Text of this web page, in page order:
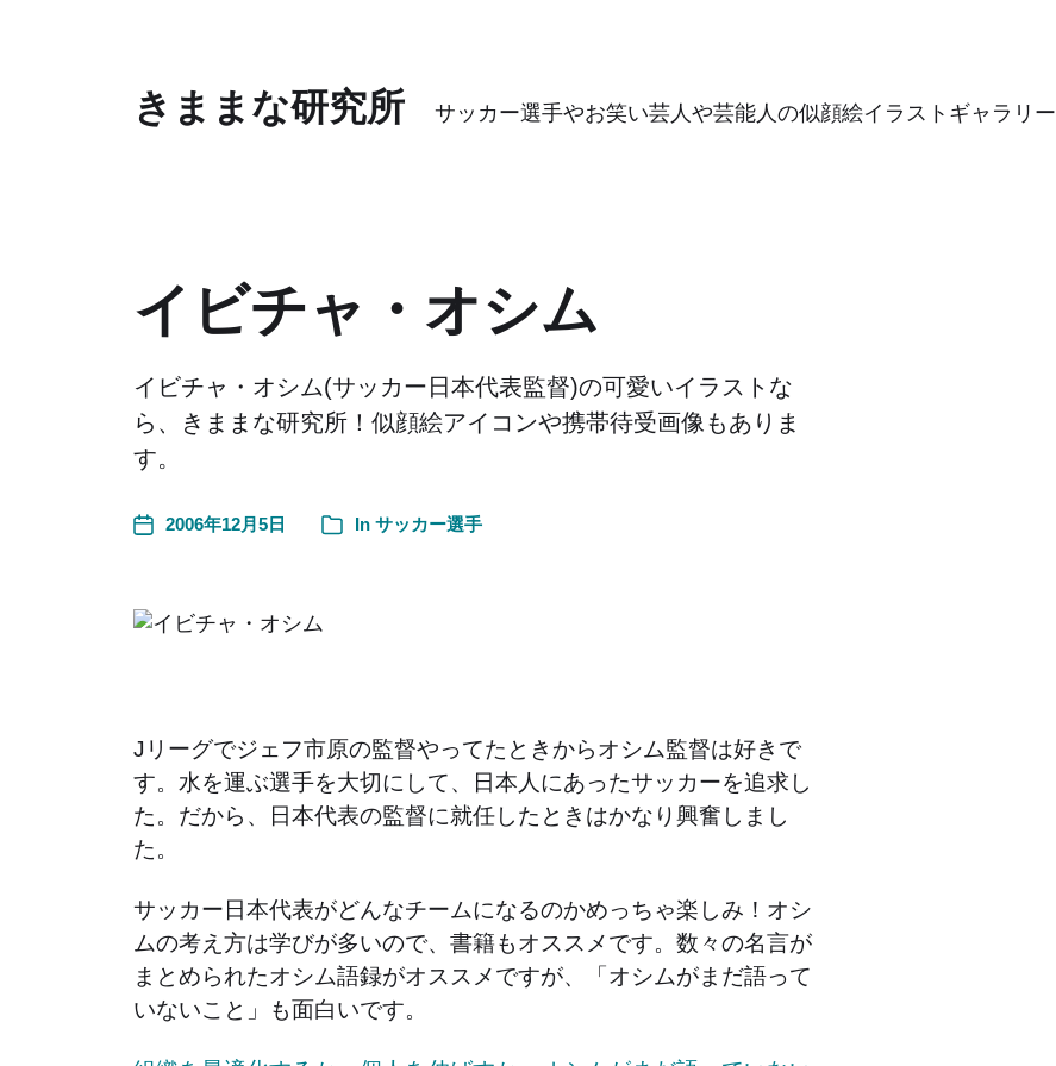
きままな研究所 サッカー選手やお笑い芸人や芸能人の似顔絵イラストギャラリー
イビチャ・オシム
イビチャ・オシム(サッカー日本代表監督)の可愛いイラストな
ら、きままな研究所！似顔絵アイコンや携帯待受画像もありま
す。
2006年12月5日 In サッカー選手
Jリーグでジェフ市原の監督やってたときからオシム監督は好きで
す。水を運ぶ選手を大切にして、日本人にあったサッカーを追求し
た。だから、日本代表の監督に就任したときはかなり興奮しまし
た。
サッカー日本代表がどんなチームになるのかめっちゃ楽しみ！オシ
ムの考え方は学びが多いので、書籍もオススメです。数々の名言が
まとめられたオシム語録がオススメですが、「オシムがまだ語って
いないこと」も面白いです。